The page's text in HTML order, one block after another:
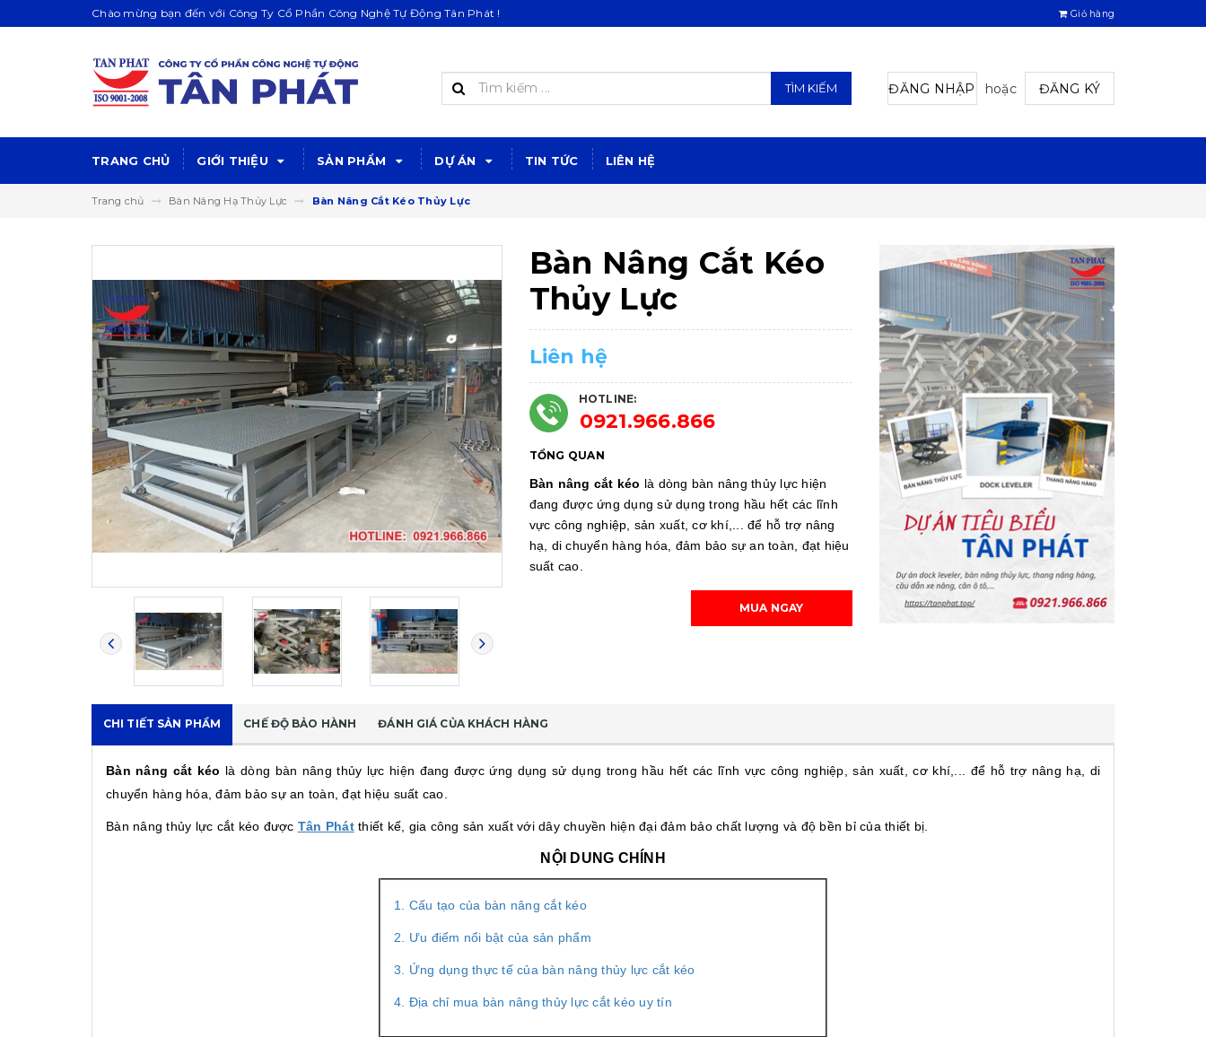
Chào mừng bạn đến với Công Ty Cổ Phần Công Nghệ Tự Động Tân Phát ! Giỏ hàng
TÌM KIẾM ĐĂNG NHẬP hoặc ĐĂNG KÝ
TRANG CHỦ GIỚI THIỆU SẢN PHẨM DỰ ÁN TIN TỨC LIÊN HỆ
Trang chủ Bàn Nâng Hạ Thủy Lực Bàn Nâng Cắt Kéo Thủy Lực
Bàn Nâng Cắt Kéo
Thủy Lực
Liên hệ
HOTLINE:
0921.966.866
TỔNG QUAN
Bàn nâng cắt kéo là dòng bàn nâng thủy lực hiện
đang được ứng dụng sử dụng trong hầu hết các lĩnh
vực công nghiệp, sản xuất, cơ khí,... để hỗ trợ nâng
hạ, di chuyển hàng hóa, đảm bảo sự an toàn, đạt hiệu
suất cao.
MUA NGAY
CHI TIẾT SẢN PHẨM CHẾ ĐỘ BẢO HÀNH ĐÁNH GIÁ CỦA KHÁCH HÀNG
Bàn nâng cắt kéo là dòng bàn nâng thủy lực hiện đang được ứng dụng sử dụng trong hầu hết các lĩnh vực công nghiệp, sản xuất, cơ khí,... để hỗ trợ nâng hạ, di
chuyển hàng hóa, đảm bảo sự an toàn, đạt hiệu suất cao.
Bàn nâng thủy lực cắt kéo được Tân Phátthiết kế, gia công sản xuất với dây chuyền hiện đại đảm bảo chất lượng và độ bền bỉ của thiết bị.
NỘI DUNG CHÍNH
1. Cấu tạo của bàn nâng cắt kéo
2. Ưu điểm nổi bật của sản phẩm
3. Ứng dụng thực tế của bàn nâng thủy lực cắt kéo
4. Địa chỉ mua bàn nâng thủy lực cắt kéo uy tín